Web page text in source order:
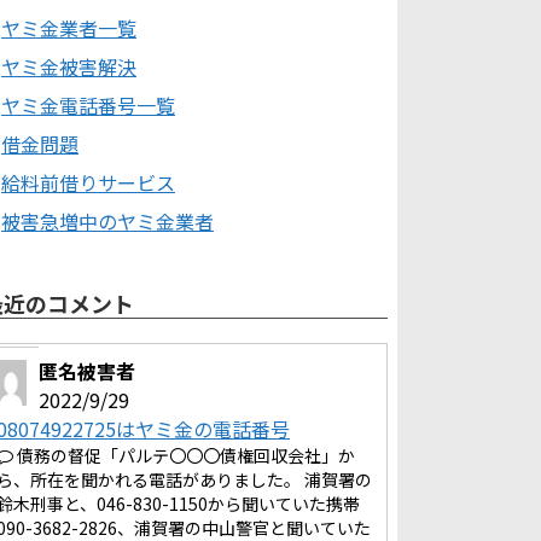
ヤミ金業者一覧
ヤミ金被害解決
ヤミ金電話番号一覧
借金問題
給料前借りサービス
被害急増中のヤミ金業者
のコメント
匿名被害者
2022/9/29
はヤミ金の電話番号
債務の督促「パルテ〇〇〇債権回収会社」か
、所在を聞かれる電話がありました。 浦賀署の
木刑事と、046-830-1150から聞いていた携帯
3682-2826、浦賀署の中山警官と聞いていた